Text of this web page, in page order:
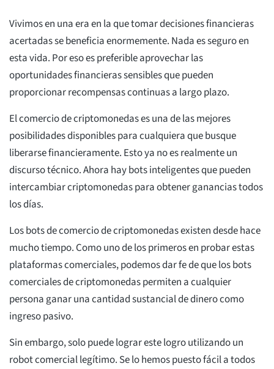
Vivimos en una era en la que tomar decisiones financieras
acertadas se beneficia enormemente. Nada es seguro en
esta vida. Por eso es preferible aprovechar las
oportunidades financieras sensibles que pueden
proporcionar recompensas continuas a largo plazo.
El comercio de criptomonedas es una de las mejores
posibilidades disponibles para cualquiera que busque
liberarse financieramente. Esto ya no es realmente un
discurso técnico. Ahora hay bots inteligentes que pueden
intercambiar criptomonedas para obtener ganancias todos
los días.
Los bots de comercio de criptomonedas existen desde hace
mucho tiempo. Como uno de los primeros en probar estas
plataformas comerciales, podemos dar fe de que los bots
comerciales de criptomonedas permiten a cualquier
persona ganar una cantidad sustancial de dinero como
ingreso pasivo.
Sin embargo, solo puede lograr este logro utilizando un
robot comercial legítimo. Se lo hemos puesto fácil a todos